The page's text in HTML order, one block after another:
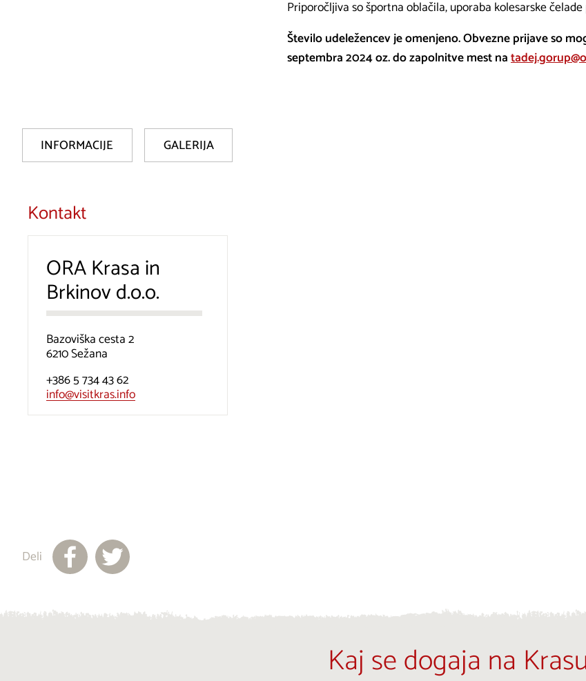
Priporočljiva so športna oblačila, uporaba kolesarske
Število udeležencev je omenjeno. Obvezne prijave so
septembra 2024 oz. do zapolnitve mest na
INFORMACIJE GALERIJA
Kontakt
ORA Krasa in
Brkinov d.o.o.
Bazoviška cesta 2
6210 Sežana
+386 5 734 43 62
info@visitkras.info
Deli
Kaj se dogaja na